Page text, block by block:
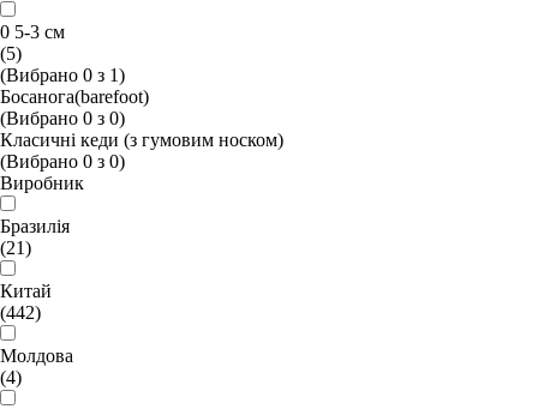
0 5-3 см
(5)
(Вибрано 0 з 1)
Босанога(barefoot)
(Вибрано 0 з 0)
Класичні кеди (з гумовим носком)
(Вибрано 0 з 0)
Виробник
Бразилія
(21)
Китай
(442)
Молдова
(4)